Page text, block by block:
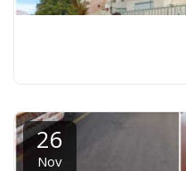
26
Nov